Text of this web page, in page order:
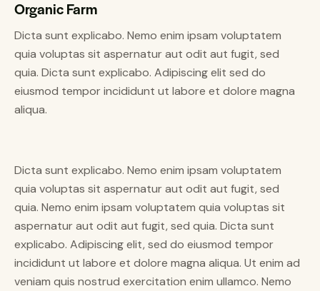
Organic Farm
Dicta sunt explicabo. Nemo enim ipsam voluptatem
quia voluptas sit aspernatur aut odit aut fugit, sed
quia. Dicta sunt explicabo. Adipiscing elit sed do
eiusmod tempor incididunt ut labore et dolore magna
aliqua.
Dicta sunt explicabo. Nemo enim ipsam voluptatem
quia voluptas sit aspernatur aut odit aut fugit, sed
quia. Nemo enim ipsam voluptatem quia voluptas sit
aspernatur aut odit aut fugit, sed quia. Dicta sunt
explicabo. Adipiscing elit, sed do eiusmod tempor
incididunt ut labore et dolore magna aliqua. Ut enim ad
veniam quis nostrud exercitation enim ullamco. Nemo